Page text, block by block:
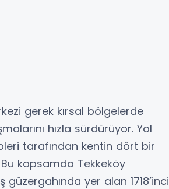
gerek kırsal bölgelerde
hızla sürdürüyor. Yol
tarafından kentin dört bir
kapsamda Tekkeköy
yer alan 1718’inci